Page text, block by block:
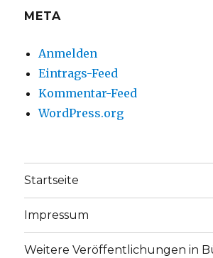
META
Anmelden
Eintrags-Feed
Kommentar-Feed
WordPress.org
Startseite
Impressum
Weitere Veröffentlichungen in